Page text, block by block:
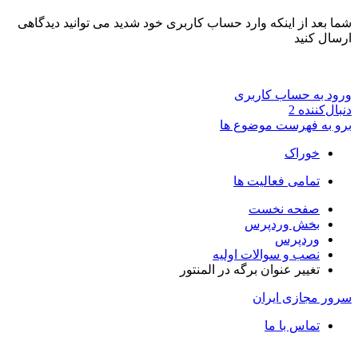
شما بعد از اینکه وارد حساب کاربری خود شدید می توانید دیدگاهی
ارسال کنید
ورود به حساب کاربری
دنبال‌کننده 2
برو به فهرست موضوع ها
خوراک
تمامی فعالیت ها
صفحه نخست
بخش وردپرس
وردپرس
نصب و سوالات اولیه
تغییر عنوان برگه در المنتور
سرور مجازی ایران
تماس با ما